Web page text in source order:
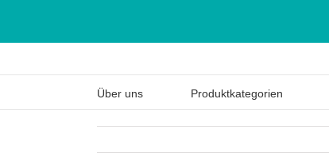
Über uns Produktkategorien